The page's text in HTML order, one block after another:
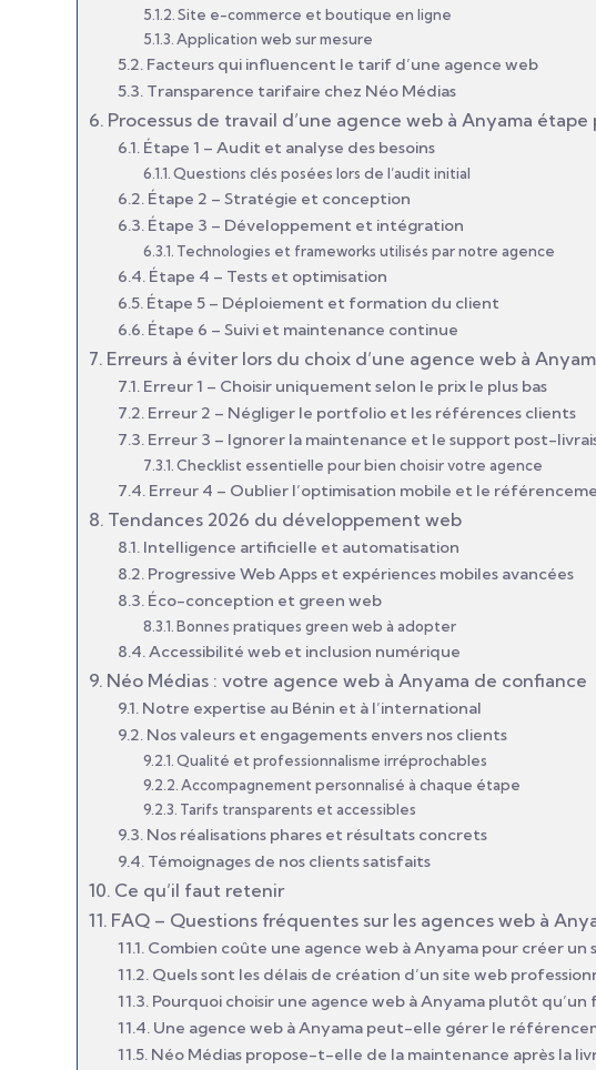
Site e-commerce et boutique en ligne
Application web sur mesure
Facteurs qui influencent le tarif d’une agence web
Transparence tarifaire chez Néo Médias
Processus de travail d’une agence web à Anyama étape
Étape 1 – Audit et analyse des besoins
Questions clés posées lors de l’audit initial
Étape 2 – Stratégie et conception
Étape 3 – Développement et intégration
Technologies et frameworks utilisés par notre agence
Étape 4 – Tests et optimisation
Étape 5 – Déploiement et formation du client
Étape 6 – Suivi et maintenance continue
Erreurs à éviter lors du choix d’une agence web à
Erreur 1 – Choisir uniquement selon le prix le plus bas
Erreur 2 – Négliger le portfolio et les références clients
Erreur 3 – Ignorer la maintenance et le support post-
Checklist essentielle pour bien choisir votre agence
Erreur 4 – Oublier l’optimisation mobile et le
Tendances 2026 du développement web
Intelligence artificielle et automatisation
Progressive Web Apps et expériences mobiles avancées
Éco-conception et green web
Bonnes pratiques green web à adopter
Accessibilité web et inclusion numérique
Néo Médias : votre agence web à Anyama de confiance
Notre expertise au Bénin et à l’international
Nos valeurs et engagements envers nos clients
Qualité et professionnalisme irréprochables
Accompagnement personnalisé à chaque étape
Tarifs transparents et accessibles
Nos réalisations phares et résultats concrets
Témoignages de nos clients satisfaits
Ce qu’il faut retenir
FAQ – Questions fréquentes sur les agences web à
Combien coûte une agence web à Anyama pour créer un
Quels sont les délais de création d’un site web
Pourquoi choisir une agence web à Anyama plutôt qu’un
Une agence web à Anyama peut-elle gérer le
Néo Médias propose-t-elle de la maintenance après la